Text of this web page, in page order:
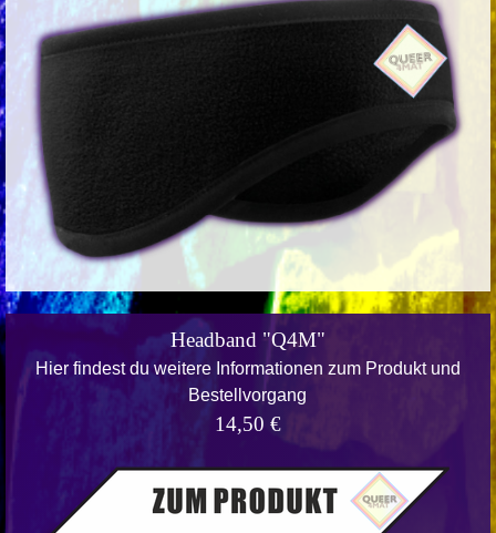
Headband "Q4M"
Hier findest du weitere Informationen zum Produkt und
Bestellvorgang
14,50 €